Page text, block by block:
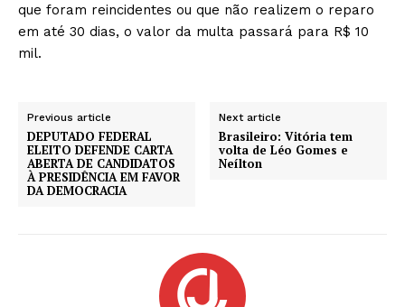
que foram reincidentes ou que não realizem o reparo
em até 30 dias, o valor da multa passará para R$ 10
mil.
Previous article
DEPUTADO FEDERAL
ELEITO DEFENDE CARTA
ABERTA DE CANDIDATOS
À PRESIDÊNCIA EM FAVOR
DA DEMOCRACIA
Next article
Brasileiro: Vitória tem
volta de Léo Gomes e
Neílton